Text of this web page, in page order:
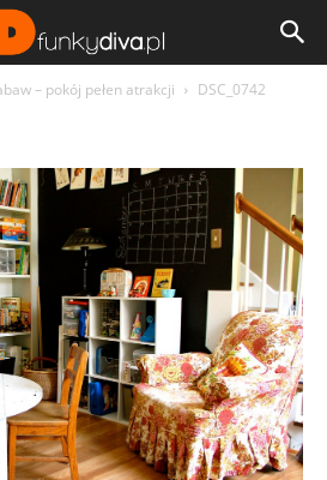
– pokój pełen atrakcji DSC_0742